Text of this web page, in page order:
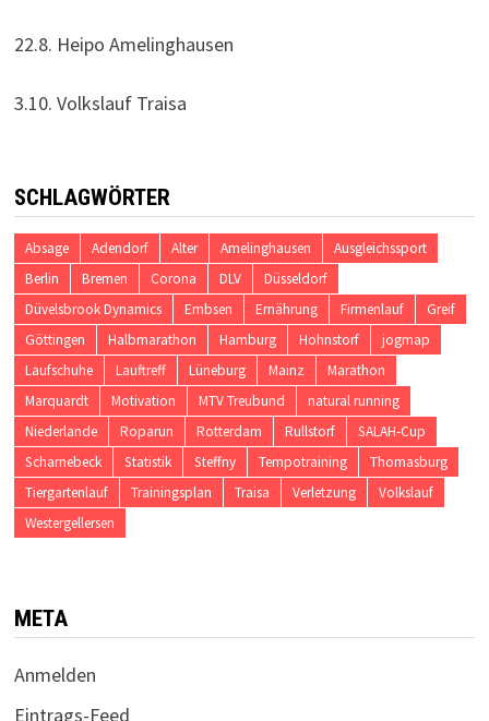
22.8. Heipo Amelinghausen
3.10. Volkslauf Traisa
SCHLAGWÖRTER
Absage Adendorf Alter Amelinghausen
Ausgleichssport
Berlin
Bremen Corona DLV
Düsseldorf
Düvelsbrook Dynamics
Embsen Ernährung Firmenlauf
Greif
Göttingen
Halbmarathon Hamburg Hohnstorf
jogmap
Laufschuhe
Lauftreff Lüneburg Mainz
Marathon
Marquardt
Motivation MTV Treubund
natural running
Niederlande
Roparun Rotterdam Rullstorf
SALAH-Cup
Scharnebeck
Statistik Steffny Tempotraining
Thomasburg
Tiergartenlauf
Trainingsplan Traisa Verletzung
Volkslauf
Westergellersen
META
Anmelden
Eintrags-Feed